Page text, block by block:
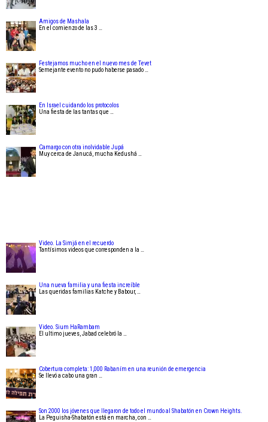
Amigos de Mashala
En el comienzo de las 3 …
Festejamos mucho en el nuevo mes de Tevet
Semejante evento no pudo haberse pasado …
En Israel cuidando los protocolos
Una fiesta de las tantas que …
Camargo con otra inolvidable Jupá
Muy cerca de Janucá, mucha Kedushá …
Video. La Simjá en el recuerdo
Tantísimos videos que corresponden a la …
Una nueva familia y una fiesta increíble
Las queridas familias Katche y Babour, …
Video. Sium HaRambam
El ultimo jueves, Jabad celebró la …
Cobertura completa: 1,000 Rabaním en una reunión de emergencia
Se llevó a cabo una gran …
Son 2000 los jóvenes que llegaron de todo el mundo al Shabatón en Crown Heights.
La Peguisha-Shabatón está en marcha, con …